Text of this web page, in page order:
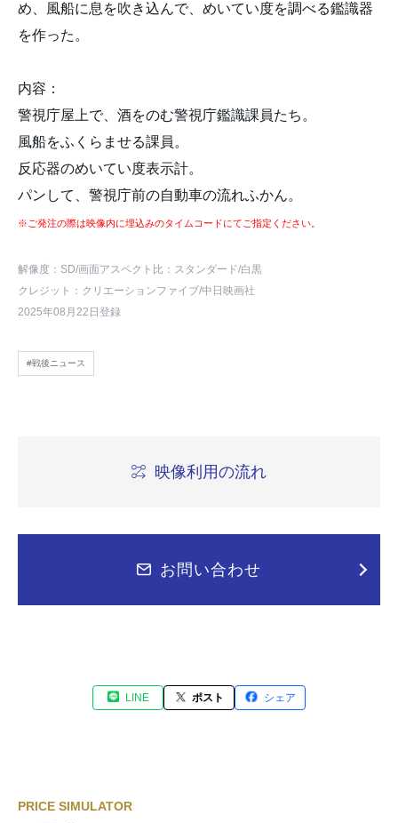
め、風船に息を吹き込んで、めいてい度を調べる鑑識器
を作った。
内容：
警視庁屋上で、酒をのむ警視庁鑑識課員たち。
風船をふくらませる課員。
反応器のめいてい度表示計。
パンして、警視庁前の自動車の流れふかん。
※ご発注の際は映像内に埋込みのタイムコードにてご指定ください。
解像度：SD/画面アスペクト比：スタンダード/白黒
クレジット：クリエーションファイブ/中日映画社
2025年08月22日登録
#戦後ニュース
映像利用の流れ
お問い合わせ
LINE ポスト シェア
PRICE SIMULATOR